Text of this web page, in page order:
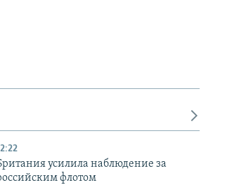
усилила наблюдение за
флотом